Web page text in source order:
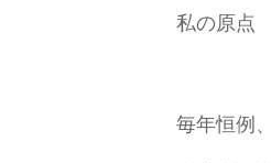
私の原点
毎年恒例